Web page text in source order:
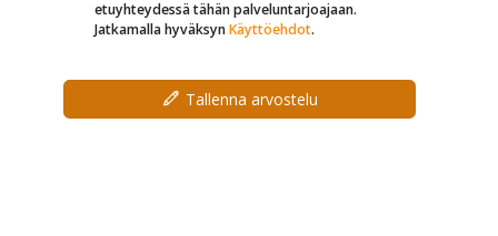
etuyhteydessä tähän palveluntarjoajaan.
Jatkamalla hyväksynKäyttöehdot.
Tallenna arvostelu